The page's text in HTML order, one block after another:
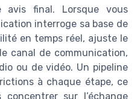
avis final. Lorsque vous
interroge sa base de
en temps réel, ajuste le
canal de communication,
ou de vidéo. Un pipeline
à chaque étape, ce
sur l’échange